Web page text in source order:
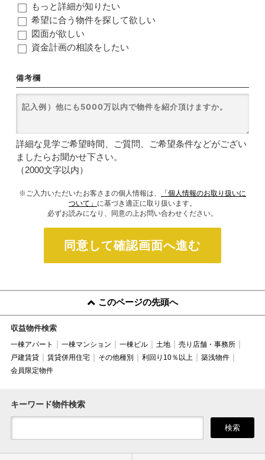
もっと詳細が知りたい
希望に合う物件を探して欲しい
図面が欲しい
資金計画の相談をしたい
備考欄
詳細な見学ご希望時間、ご質問、ご希望条件などがござい
ましたらお聞かせ下さい。
（2000文字以内）
※ご入力いただいたお客さまの個人情報は、
「個人情報のお取り扱いに
ついて」 に基づき適正に取り扱います。
必ずお読みになり、同意の上お問い合わせください。
同意して確認画面へ進む
このページの先頭へ
収益物件検索
一棟アパート 一棟マンション 一棟ビル 土地
売り店舗・事務所
戸建賃貸
賃貸併用住宅 その他種別 利回り10％以上
築浅物件
会員限定物件
キーワード物件検索
検索